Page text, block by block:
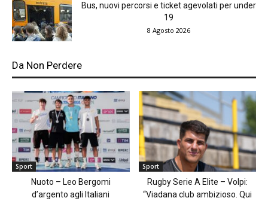
Bus, nuovi percorsi e ticket agevolati per under
19
8 Agosto 2026
Da Non Perdere
Sport
Nuoto – Leo Bergomi
d’argento agli Italiani
Sport
Rugby Serie A Elite – Volpi:
“Viadana club ambizioso. Qui